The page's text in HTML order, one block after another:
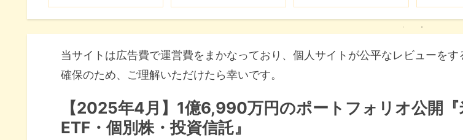
当サイトは広告費で運営費をまかなっており、個人サイトが公平なレビューをす
確保のため、ご理解いただけたら幸いです。
【2025年4月】1億6,990万円のポートフォリオ公開『
ETF・個別株・投資信託』